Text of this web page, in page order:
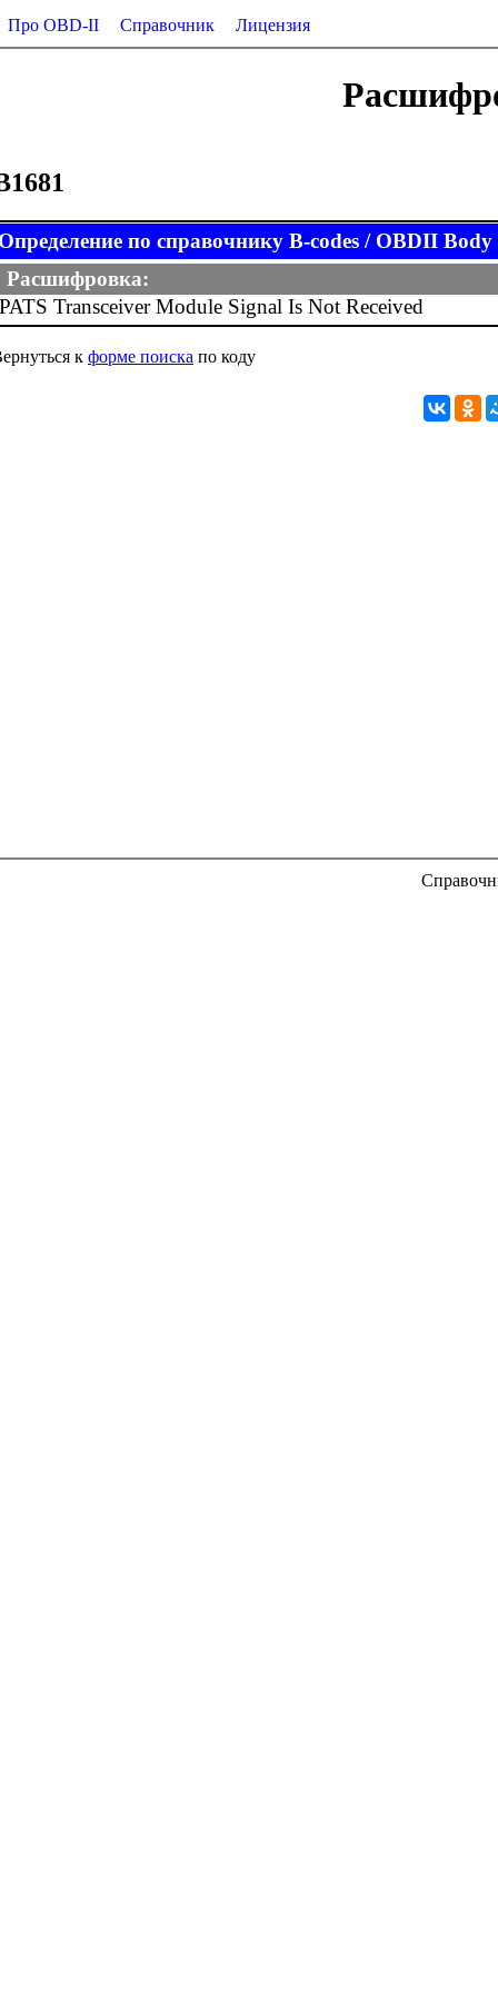
Про OBD-II Справочник Лицензия
по справочнику B-codes / OBDII Body
Расшифровка:
PATS Transceiver Module Signal Is Not Received
к форме поиска по коду